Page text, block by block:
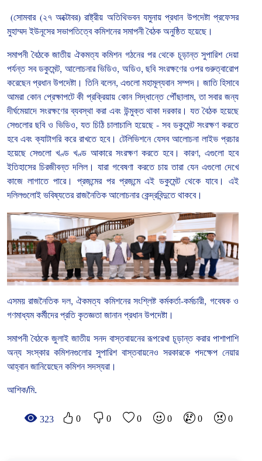
(সোমবার(২৭ অক্টোবর)রাষ্ট্রীয় অতিথিভবন যমুনায় প্রধান উপদেষ্টা প্রফেসর
মুহাম্মদ ইউনূসের সভাপতিত্বে কমিশনের সমাপনী বৈঠক অনুষ্ঠিত হয়েছে।
সমাপনী বৈঠকে জাতীয় ঐকমত্য কমিশন গঠনের পর থেকে চূড়ান্ত সুপারিশ দেয়া
পর্যন্ত সব ডকুমেন্ট, আলোচনার ভিডিও, অডিও,ছবি সংরক্ষণের ওপর গুরুত্বারোপ
করেছেন প্রধান উপদেষ্টা। তিনি বলেন,এগুলো মহামূল্যবান সম্পদ। জাতি হিসাবে
আমরা কোন প্রেক্ষাপটে কী প্রক্রিয়ায় কোন সিদ্ধান্তে পৌঁছালাম,তা সবার জন্য
দীর্ঘমেয়াদে সংরক্ষণের ব্যবস্থা করা এবং উন্মুক্ত থাকা দরকার। যত বৈঠক হয়েছে
সেগুলোর ছবি ও ভিডিও, যত চিঠি চালাচালি হয়েছে- সব ডকুমেন্ট সংরক্ষণ করতে
হবে এবং ক্যাটাগরি করে রাখতে হবে। টেলিভিশনে যেসব আলোচনা লাইভ প্রচার
হয়েছে সেগুলো খণ্ড খণ্ড আকারে সংরক্ষণ করতে হবে। কারণ, এগুলো হবে
ইতিহাসের চিরজীবন্ত দলিল। যারা গবেষণা করতে চায় তারা যেন এগুলো দেখে
কাজে লাগাতে পারে। প্রজন্মের পর প্রজন্মে এই ডকুমেন্ট থেকে যাবে।
এই
দলিলগুলোই ভবিষ্যতের রাজনৈতিক আলোচনার কেন্দ্রবিন্দুতে থাকবে।
এসময় রাজনৈতিক দল,ঐকমত্য কমিশনের সংশ্লিষ্ট কর্মকর্তা-কর্মচারী, গবেষক ও
গণমাধ্যম কর্মীদের প্রতি কৃতজ্ঞতা জানান প্রধান উপদেষ্টা।
সমাপনী বৈঠকে জুলাই জাতীয় সনদ বাস্তবায়নের রূপরেখা চূড়ান্ত করার পাশাপাশি
অন্য সংস্কার কমিশনগুলোর সুপারিশ বাস্তবায়নেও সরকারকে পদক্ষেপ নেয়ার
আহ্বান জানিয়েছেন কমিশন সদস্যরা।
আশিক/মি.
323 0 0 0 0 0 0